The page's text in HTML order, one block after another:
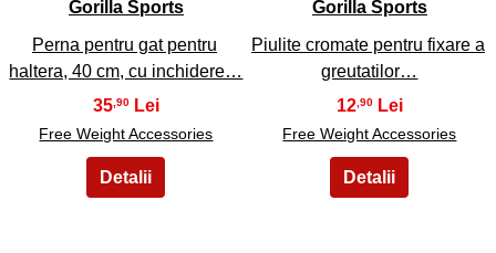
Gorilla Sports
Perna pentru gat pentru
haltera, 40 cm, cu inchidere…
35,90
Free Weight Accessories
Gorilla Sports
Piulite cromate pentru fixare a
greutatilor…
12,90
Free Weight Accessories